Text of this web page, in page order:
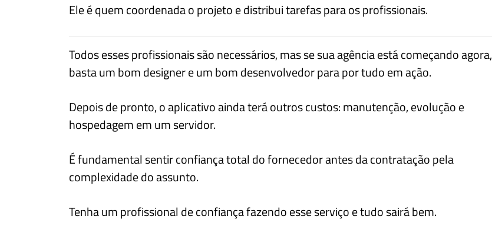
Ele é quem coordenada o projeto e distribui tarefas para os profissionais.
Todos esses profissionais são necessários, mas se sua agência está começando agora,
basta um bom designer e um bom desenvolvedor para por tudo em ação.
Depois de pronto, o aplicativo ainda terá outros custos: manutenção, evolução e
hospedagem em um servidor.
É fundamental sentir confiança total do fornecedor antes da contratação pela
complexidade do assunto.
Tenha um profissional de confiança fazendo esse serviço e tudo sairá bem.